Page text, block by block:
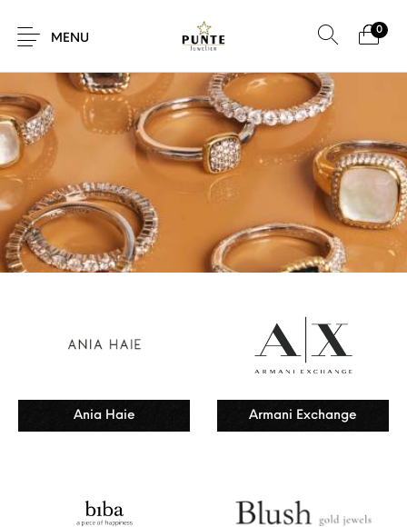
MENU
0
Sale Sieraden Horloges Brillen
Giftcard Accessoires
Ania Haie Armani Exchange